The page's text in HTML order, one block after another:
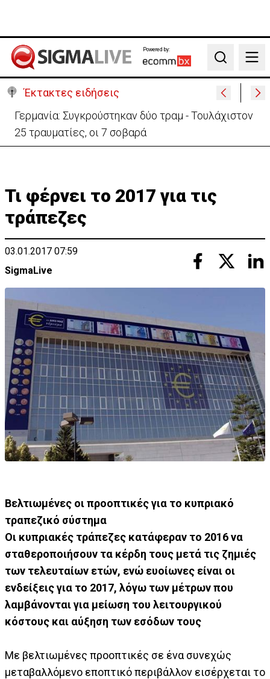
Powered by:
Search
Έκτακτες ειδήσεις
Αυτά είναι τα νέα Διοικητικά Συμβούλια των
Ημικρατικών Οργανισμών
Τι φέρνει το 2017 για τις
τράπεζες
03.01.2017 07:59
SigmaLive
Βελτιωμένες οι προοπτικές για το κυπριακό
τραπεζικό σύστημα
Οι κυπριακές τράπεζες κατάφεραν το 2016 να
σταθεροποιήσουν τα κέρδη τους μετά τις ζημιές
των τελευταίων ετών, ενώ ευοίωνες είναι οι
ενδείξεις για το 2017, λόγω των μέτρων που
λαμβάνονται για μείωση του λειτουργικού
κόστους και αύξηση των εσόδων τους
Με βελτιωμένες προοπτικές σε ένα συνεχώς
μεταβαλλόμενο εποπτικό περιβάλλον εισέρχεται το